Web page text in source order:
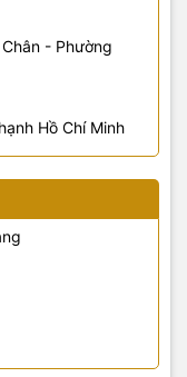
- Phường
Hồ Chí Minh